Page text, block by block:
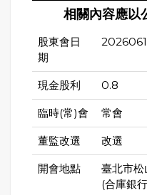
相關內容應以
股東會日
期
現金股利 0.8
臨時(常)會 常會
董監改選 改選
開會地點
臺北市
(合庫銀